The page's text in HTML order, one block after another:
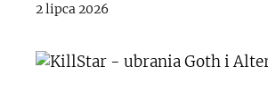
2 lipca 2026